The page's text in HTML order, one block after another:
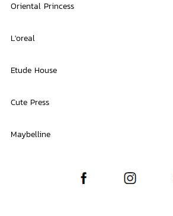
Oriental Princess
L'oreal
Etude House
Cute Press
Maybelline